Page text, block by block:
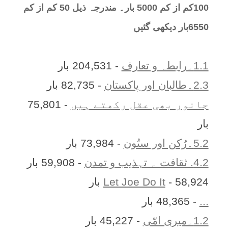
100کم از کم 5000 بار۔ مندرجہ ذیل 50 کم از کم
6550بار دیکھی گئیں
1.1۔رابطہ و تعارف
- 204,531 بار
2.3۔طالبان اور پاکستان
- 82,735 بار
جانور بھی عقل رکھتے ہیں
- 75,801
بار
5.2۔رُکن اور ستُون
- 73,984 بار
4.2. ثقافت ۔ تہذیب و تمدن
- 59,908 بار
Let Joe Do It- 58,924 بار
... - 48,365 بار
1.2۔میری امّی
- 45,227 بار